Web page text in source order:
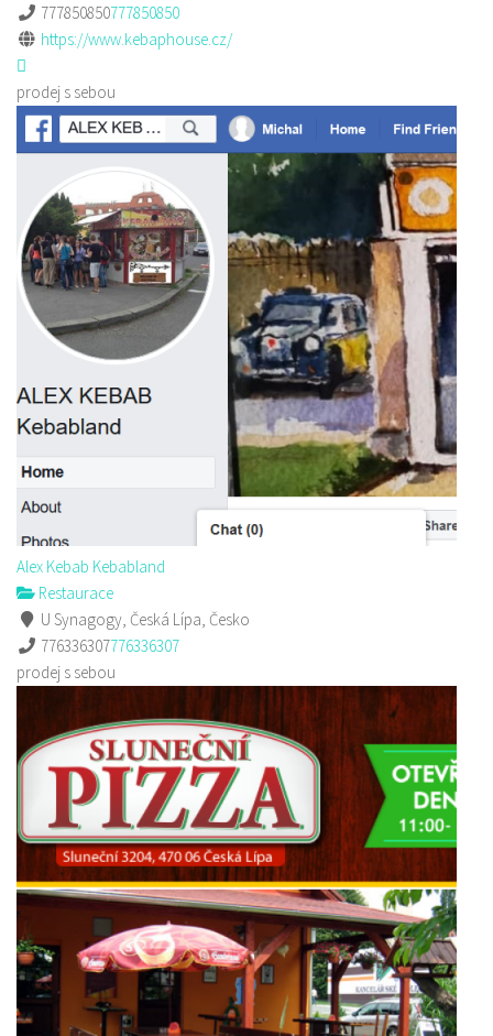
777850850777850850
https://www.kebaphouse.cz/
prodej s sebou
Alex Kebab Kebabland
Restaurace
U Synagogy, Česká Lípa, Česko
776336307776336307
prodej s sebou